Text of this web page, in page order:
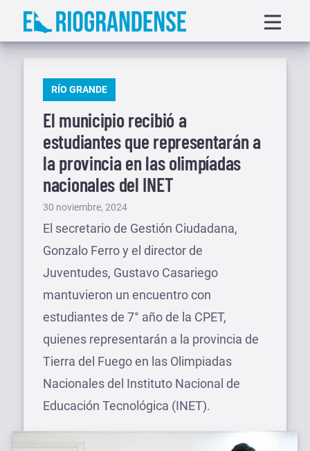
Saltar
menu
PUBLICADO
RÍO GRANDE
El municipio recibió a
estudiantes que representarán a
la provincia en las olimpíadas
nacionales del INET
Publicado
el
30 noviembre, 2024
El secretario de Gestión Ciudadana,
Gonzalo Ferro y el director de
Juventudes, Gustavo Casariego
mantuvieron un encuentro con
estudiantes de 7° año de la CPET,
quienes representarán a la provincia de
Tierra del Fuego en las Olimpiadas
Nacionales del Instituto Nacional de
Educación Tecnológica (INET).